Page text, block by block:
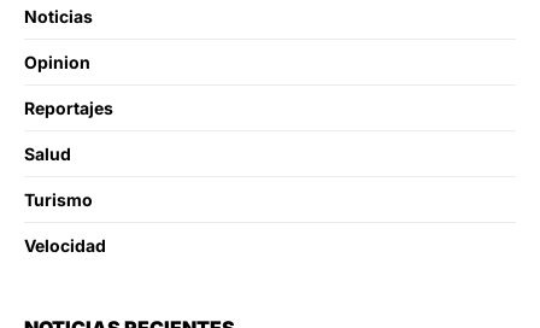
Noticias
Opinion
Reportajes
Salud
Turismo
Velocidad